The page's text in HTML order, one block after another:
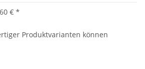
€ *
Produktvarianten können